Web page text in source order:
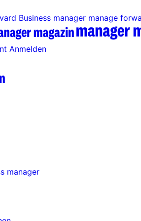
Business manager manage
Anmelden
manager